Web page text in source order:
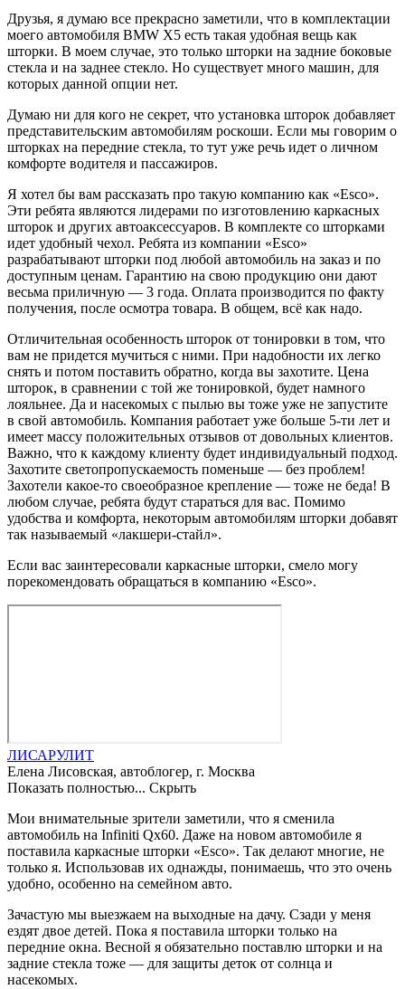
Друзья, я думаю все прекрасно заметили, что в комплектации
моего автомобиля BMW X5 есть такая удобная вещь как
шторки. В моем случае, это только шторки на задние боковые
стекла и на заднее стекло. Но существует много машин, для
которых данной опции нет.
Думаю ни для кого не секрет, что установка шторок добавляет
представительским автомобилям роскоши. Если мы говорим о
шторках на передние стекла, то тут уже речь идет о личном
комфорте водителя и пассажиров.
Я хотел бы вам рассказать про такую компанию как «Esco».
Эти ребята являются лидерами по изготовлению каркасных
шторок и других автоаксессуаров. В комплекте со шторками
идет удобный чехол. Ребята из компании «Esco»
разрабатывают шторки под любой автомобиль на заказ и по
доступным ценам. Гарантию на свою продукцию они дают
весьма приличную — 3 года. Оплата производится по факту
получения, после осмотра товара. В общем, всё как надо.
Отличительная особенность шторок от тонировки в том, что
вам не придется мучиться с ними. При надобности их легко
снять и потом поставить обратно, когда вы захотите. Цена
шторок, в сравнении с той же тонировкой, будет намного
лояльнее. Да и насекомых с пылью вы тоже уже не запустите
в свой автомобиль. Компания работает уже больше 5-ти лет и
имеет массу положительных отзывов от довольных клиентов.
Важно, что к каждому клиенту будет индивидуальный подход.
Захотите светопропускаемость поменьше — без проблем!
Захотели какое-то своеобразное крепление — тоже не беда! В
любом случае, ребята будут стараться для вас. Помимо
удобства и комфорта, некоторым автомобилям шторки добавят
так называемый «лакшери-стайл».
Если вас заинтересовали каркасные шторки, смело могу
порекомендовать обращаться в компанию «Esco».
ЛИСАРУЛИТ
Елена Лисовская, автоблогер, г. Москва
Показать полностью... Скрыть
Мои внимательные зрители заметили, что я сменила
автомобиль на Infiniti Qx60. Даже на новом автомобиле я
поставила каркасные шторки «Esco». Так делают многие, не
только я. Использовав их однажды, понимаешь, что это очень
удобно, особенно на семейном авто.
Зачастую мы выезжаем на выходные на дачу. Сзади у меня
ездят двое детей. Пока я поставила шторки только на
передние окна. Весной я обязательно поставлю шторки и на
задние стекла тоже — для защиты деток от солнца и
насекомых.